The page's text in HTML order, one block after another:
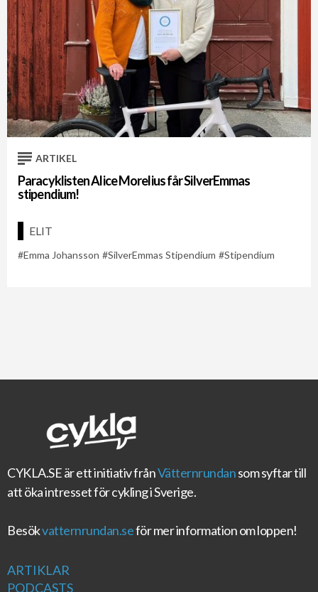
ARTIKEL
Paracyklisten Alice Morelius får SilverEmmas
stipendium!
ELIT
Emma Johansson SilverEmmas Stipendium Stipendium
CYKLA.SEär ett initiativ frånVätternrundansom syftar till
att öka intresset för cykling i Sverige.
Besökvatternrundan.seför mer information om loppen!
ARTIKLAR
PODCASTS